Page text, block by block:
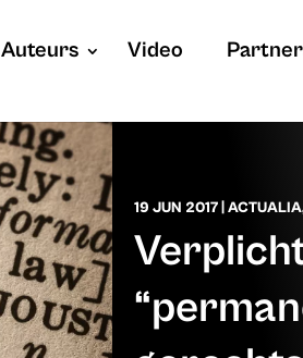
Auteurs Video
19 JUN 2017| ACTUALIA